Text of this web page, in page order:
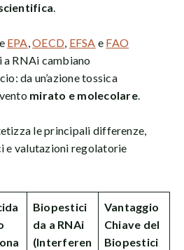
.
EPA,OECD, EFSA e FAO
RNAi cambiano
da un’azione tossica
mirato e molecolare.
le principali differenze,
e valutazioni regolatorie
Biopestici
da a RNAi
(Interferen
Vantaggio
Chiave del
Biopestici